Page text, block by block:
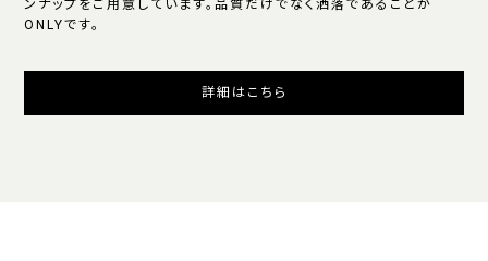
ンナップをご用意しています。品質だけでなく洒落であることが
ONLYです。
詳細はこちら